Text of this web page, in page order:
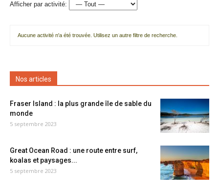
Afficher par activité:
Aucune activité n'a été trouvée. Utilisez un autre filtre de recherche.
Nos articles
Fraser Island : la plus grande île de sable du
monde
5 septembre 2023
Great Ocean Road : une route entre surf,
koalas et paysages...
5 septembre 2023